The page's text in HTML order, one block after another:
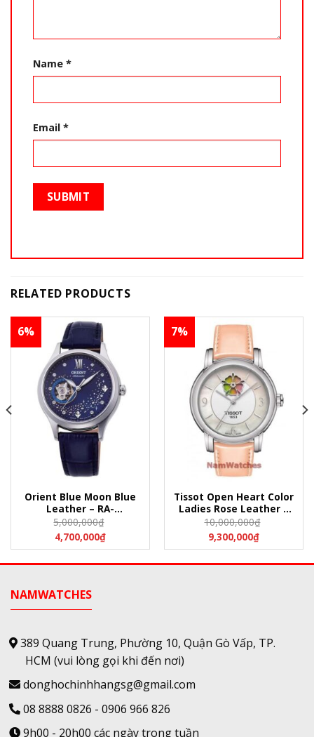
Name *
Email *
RELATED PRODUCTS
6%
Orient Blue Moon Blue
Leather – RA-
AG0018L10B
5,000,000₫
4,700,000₫
7%
Tissot Open Heart Color
Ladies Rose Leather –
T050.207.16.117.00
(T0502071611700)
10,000,000₫
9,300,000₫
NAMWATCHES
389 Quang Trung, Phường 10, Quận Gò Vấp, TP.
HCM (vui lòng gọi khi đến nơi)
donghochinhhangsg@gmail.com
08 8888 0826 - 0906 966 826
9h00 - 20h00 các ngày trong tuần